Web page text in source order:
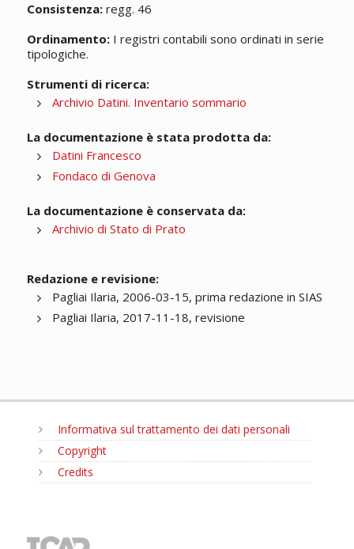
Consistenza:regg. 46
Ordinamento:I registri contabili sono ordinati in serie
tipologiche.
Strumenti di ricerca:
Archivio Datini. Inventario sommario
La documentazione è stata prodotta da:
Datini Francesco
Fondaco di Genova
La documentazione è conservata da:
Archivio di Stato di Prato
Redazione e revisione:
Pagliai Ilaria, 2006-03-15, prima redazione in SIAS
Pagliai Ilaria, 2017-11-18, revisione
Informativa sul trattamento dei dati personali
Copyright
Credits